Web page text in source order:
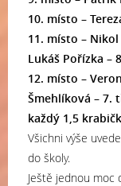
10. místo –
11. místo –
Lukáš Pořízka –
12. místo –
Šmehlíková – 7.
každý 1,5
Všichni výše
do školy.
Ještě jednou moc